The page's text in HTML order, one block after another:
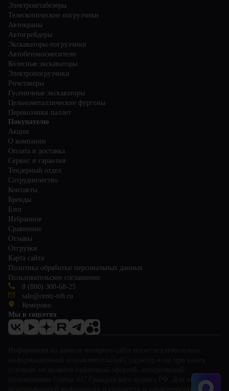
Электроштабелеры
Телескопические погрузчики
Автокраны
Автогрейдеры
Экскаваторы-погрузчики
Автобетоносмесители
Колесные экскаваторы
Электропогрузчики
Ричстакеры
Гусеничные экскаваторы
Цельнометаллические фургоны
Перевозчики паллет
Покупателю
Акции
О компании
Оплата и доставка
Сервис и гарантия
Тендерный отдел
Сотрудничество
Контакты
Бренды
Блог
Избранное
Сравнение
Отзывы
Отгрузки
Карта сайта
Политика обработки персональных данных
Пользовательское соглашение
8 (800) 300-68-25
sale@centr-teh.ru
Кемерово
Мы в соцсетях
положениями Статьи 437 Гражданского кодекса РФ. Для получения